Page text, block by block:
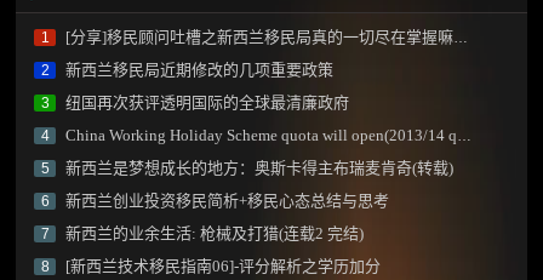
1 [分享]移民顾问吐槽之新西兰移民局真的一切尽在掌握嘛？[JessicaM]
2 新西兰移民局近期修改的几项重要政策
3 纽国再次获评透明国际的全球最清廉政府
4 China Working Holiday Scheme quota will open(2013/14 quota)
5 新西兰是梦想成长的地方：奥斯卡得主布瑞麦肯奇(转载)
6 新西兰创业投资移民简析+移民心态总结与思考
7 新西兰的业余生活: 枪械及打猎(连载2 完结)
8 [新西兰技术移民指南06]-评分解析之学历加分